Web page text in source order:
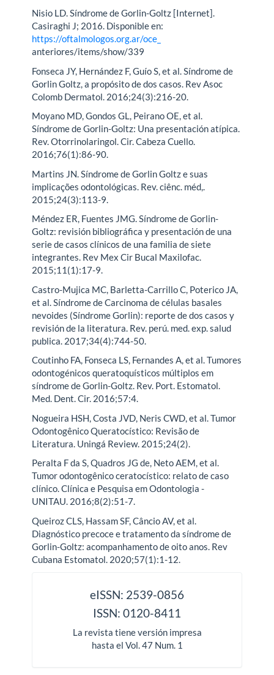
Nisio LD. Síndrome de Gorlin-Goltz [Internet].
Casiraghi J; 2016. Disponible en:
https://oftalmologos.org.ar/oce_
anteriores/items/show/339
Fonseca JY, Hernández F, Guío S, et al. Síndrome de
Gorlin Goltz, a propósito de dos casos. Rev Asoc
Colomb Dermatol. 2016;24(3):216-20.
Moyano MD, Gondos GL, Peirano OE, et al.
Síndrome de Gorlin-Goltz: Una presentación atípica.
Rev. Otorrinolaringol. Cir. Cabeza Cuello.
2016;76(1):86-90.
Martins JN. Síndrome de Gorlin Goltz e suas
implicações odontológicas. Rev. ciênc. méd,.
2015;24(3):113-9.
Méndez ER, Fuentes JMG. Síndrome de Gorlin-
Goltz: revisión bibliográfica y presentación de una
serie de casos clínicos de una familia de siete
integrantes. Rev Mex Cir Bucal Maxilofac.
2015;11(1):17-9.
Castro-Mujica MC, Barletta-Carrillo C, Poterico JA,
et al. Síndrome de Carcinoma de células basales
nevoides (Síndrome Gorlin): reporte de dos casos y
revisión de la literatura. Rev. perú. med. exp. salud
publica. 2017;34(4):744-50.
Coutinho FA, Fonseca LS, Fernandes A, et al. Tumores
odontogénicos queratoquísticos múltiplos em
síndrome de Gorlin-Goltz. Rev. Port. Estomatol.
Med. Dent. Cir. 2016;57:4.
Nogueira HSH, Costa JVD, Neris CWD, et al. Tumor
Odontogênico Queratocístico: Revisão de
Literatura. Uningá Review. 2015;24(2).
Peralta F da S, Quadros JG de, Neto AEM, et al.
Tumor odontogênico ceratocístico: relato de caso
clínico. Clínica e Pesquisa em Odontologia -
UNITAU. 2016;8(2):51-7.
Queiroz CLS, Hassam SF, Câncio AV, et al.
Diagnóstico precoce e tratamento da síndrome de
Gorlin-Goltz: acompanhamento de oito anos. Rev
Cubana Estomatol. 2020;57(1):1-12.
eISSN: 2539-0856
ISSN: 0120-8411
La revista tiene versión impresa
hasta el Vol. 47 Num. 1